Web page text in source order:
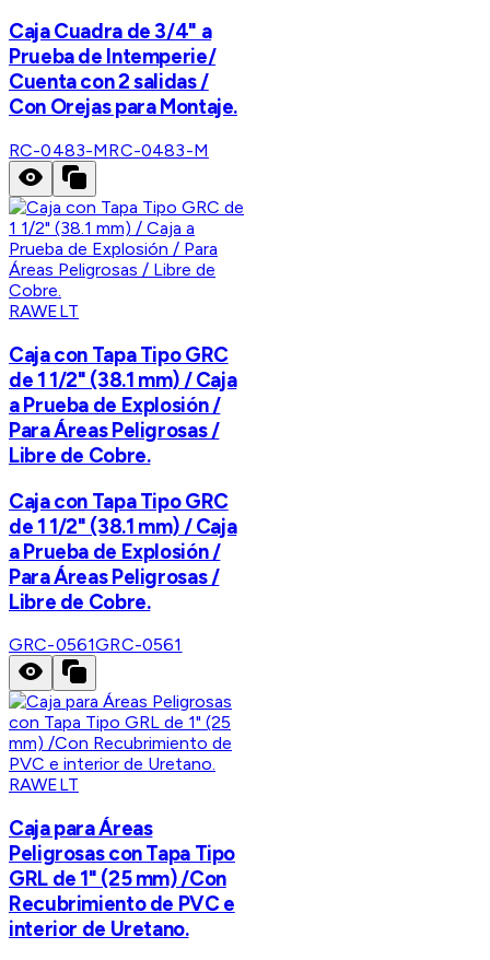
Caja Cuadra de 3/4" a
Prueba de Intemperie/
Cuenta con 2 salidas /
Con Orejas para Montaje.
RC-0483-MRC-0483-M
RAWELT
Caja con Tapa Tipo GRC
de 1 1/2" (38.1 mm) / Caja
a Prueba de Explosión /
Para Áreas Peligrosas /
Libre de Cobre.
Caja con Tapa Tipo GRC
de 1 1/2" (38.1 mm) / Caja
a Prueba de Explosión /
Para Áreas Peligrosas /
Libre de Cobre.
GRC-0561GRC-0561
RAWELT
Caja para Áreas
Peligrosas con Tapa Tipo
GRL de 1" (25 mm) /Con
Recubrimiento de PVC e
interior de Uretano.